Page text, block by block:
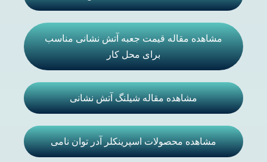
مشاهده مقاله قیمت جعبه آتش نشانی مناسب
برای محل کار
مشاهده مقاله شیلنگ آتش نشانی
مشاهده محصولات اسپرینکلر آدر توان نامی